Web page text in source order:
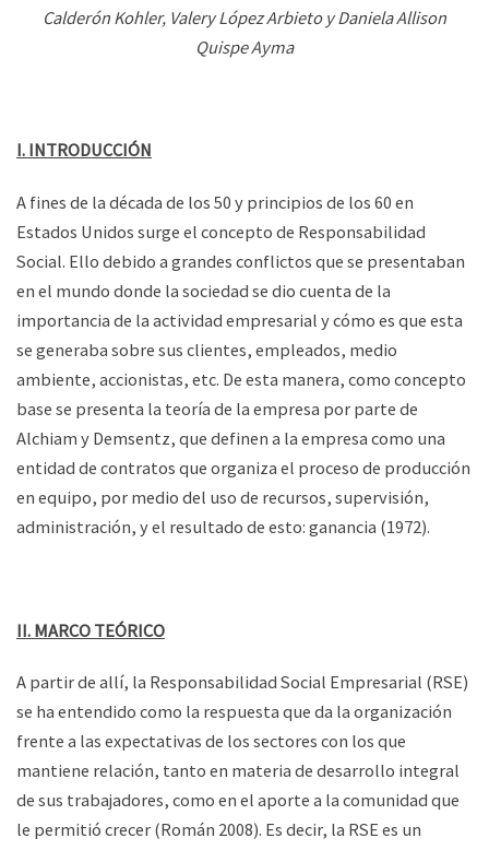
Calderón Kohler, Valery López Arbieto yDaniela Allison
Quispe Ayma
I. INTRODUCCIÓN
A fines de la década de los 50 y principios de los 60 en
Estados Unidos surge el concepto de Responsabilidad
Social. Ello debido a grandes conflictos que se presentaban
en el mundo donde la sociedad se dio cuenta de la
importancia de la actividad empresarial y cómo es que esta
se generaba sobre sus clientes, empleados, medio
ambiente, accionistas, etc. De esta manera, como concepto
base se presenta la teoría de la empresa por parte de
Alchiam y Demsentz, que definen a la empresa como una
entidad de contratos que organiza el proceso de producción
en equipo, por medio del uso de recursos, supervisión,
administración, y el resultado de esto: ganancia (1972).
II. MARCO TEÓRICO
A partir de allí, la Responsabilidad Social Empresarial (RSE)
se ha entendido como la respuesta que da la organización
frente a las expectativas de los sectores con los que
mantiene relación, tanto en materia de desarrollo integral
de sus trabajadores, como en el aporte a la comunidad que
le permitió crecer (Román 2008). Es decir, la RSE es un